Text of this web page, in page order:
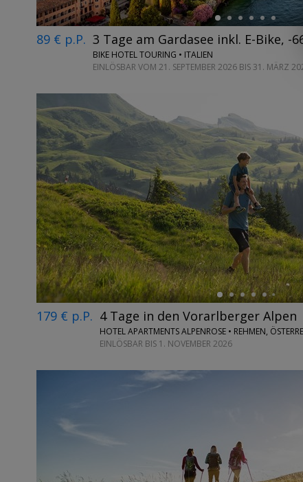
89 € p.P. 3 Tage am Gardasee inkl. E-Bike, -
BIKE HOTEL TOURING • ITALIEN
EINLÖSBAR VOM 21. SEPTEMBER 2026 BIS 31. MÄRZ
←
179 € p.P. 4 Tage in den Vorarlberger Alpen
HOTEL APARTMENTS ALPENROSE • REHMEN,
EINLÖSBAR BIS 1. NOVEMBER 2026
←